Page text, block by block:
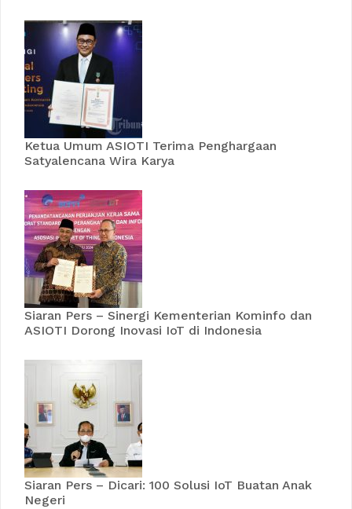
Ketua Umum ASIOTI Terima Penghargaan
Satyalencana Wira Karya
Siaran Pers – Sinergi Kementerian Kominfo dan
ASIOTI Dorong Inovasi IoT di Indonesia
Siaran Pers – Dicari: 100 Solusi IoT Buatan Anak
Negeri